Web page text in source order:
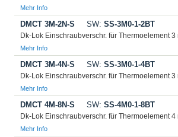
Mehr Info
DMCT 3M-2N-S SW: SS-3M0-1-2BT
Dk-Lok Einschraubverschr. für Thermoelement 3
Mehr Info
DMCT 3M-4N-S SW: SS-3M0-1-4BT
Dk-Lok Einschraubverschr. für Thermoelement 3
Mehr Info
DMCT 4M-8N-S SW: SS-4M0-1-8BT
Dk-Lok Einschraubverschr. für Thermoelement 4
Mehr Info